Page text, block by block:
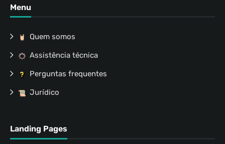
Menu
Quem somos
Assistência técnica
Perguntas frequentes
Jurídico
Landing Pages